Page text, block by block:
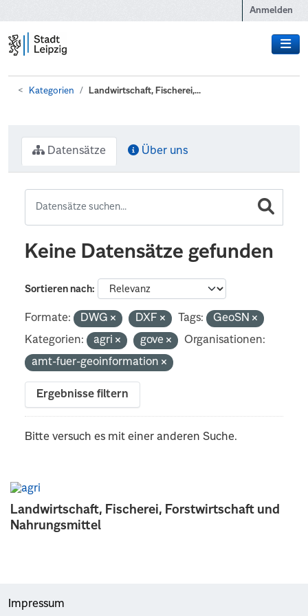
Anmelden
Kategorien Landwirtschaft, Fischerei,...
Landwirtschaft, Fischerei, Forstwirtschaft und
Nahrungsmittel
Datensätze Über uns
Keine Datensätze gefunden
Sortieren nach
Formate: DWG DXF Tags:
GeoSN
Kategorien:
agri gove
Organisationen:
amt-fuer-geoinformation
Ergebnisse filtern
Bitte versuch es mit einer anderen Suche.
Impressum